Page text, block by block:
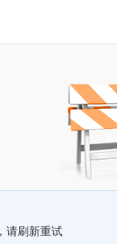
请刷新重试